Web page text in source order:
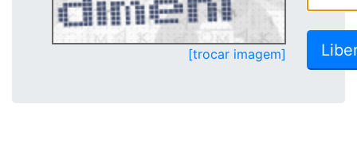
[trocar imagem]